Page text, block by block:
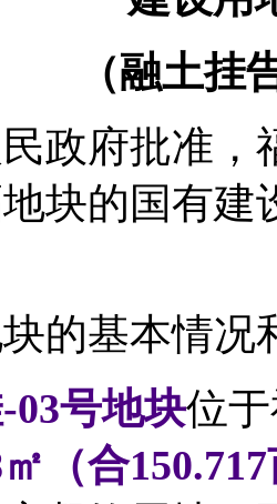
（融土挂
政府批准，
块的国有建
的基本情
03号地块位
㎡（合